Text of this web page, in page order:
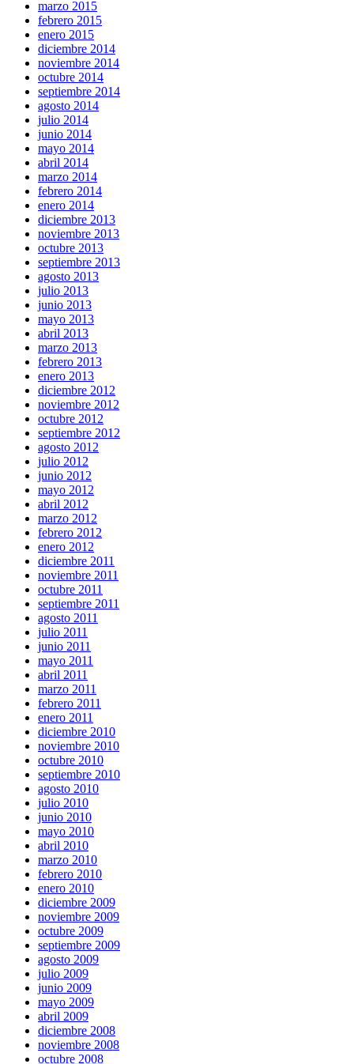
marzo 2015
febrero 2015
enero 2015
diciembre 2014
noviembre 2014
octubre 2014
septiembre 2014
agosto 2014
julio 2014
junio 2014
mayo 2014
abril 2014
marzo 2014
febrero 2014
enero 2014
diciembre 2013
noviembre 2013
octubre 2013
septiembre 2013
agosto 2013
julio 2013
junio 2013
mayo 2013
abril 2013
marzo 2013
febrero 2013
enero 2013
diciembre 2012
noviembre 2012
octubre 2012
septiembre 2012
agosto 2012
julio 2012
junio 2012
mayo 2012
abril 2012
marzo 2012
febrero 2012
enero 2012
diciembre 2011
noviembre 2011
octubre 2011
septiembre 2011
agosto 2011
julio 2011
junio 2011
mayo 2011
abril 2011
marzo 2011
febrero 2011
enero 2011
diciembre 2010
noviembre 2010
octubre 2010
septiembre 2010
agosto 2010
julio 2010
junio 2010
mayo 2010
abril 2010
marzo 2010
febrero 2010
enero 2010
diciembre 2009
noviembre 2009
octubre 2009
septiembre 2009
agosto 2009
julio 2009
junio 2009
mayo 2009
abril 2009
diciembre 2008
noviembre 2008
octubre 2008